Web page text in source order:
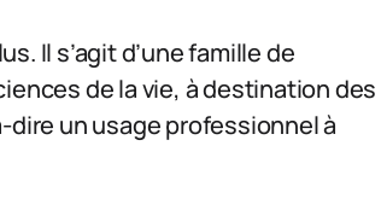
Il s’agit d’une famille de
de la vie, à destination des
un usage professionnel à